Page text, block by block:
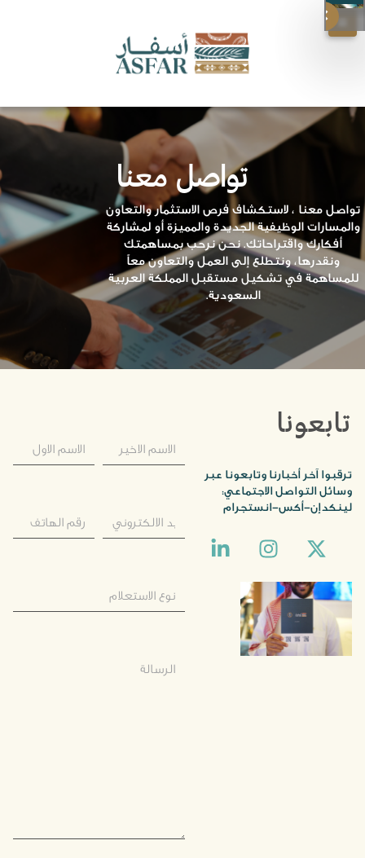
✕
تواصل معنا
تواصل معنا ، لاستكشاف فرص الاستثمار والتعاون
والمسارات الوظيفية الجديدة والمميزة أو لمشاركة
أفكارك واقتراحاتك. نحن نرحب بمساهمتك
ونقدرها، ونتطلع إلى العمل والتعاون معاً
للمساهمة في تشكيل مستقبل المملكة العربية
السعودية.
تابعونا
ترقبوا آخر أخبارنا وتابعونا عبر
وسائل التواصل الاجتماعي:
لينكدإن-أكس-انستجرام